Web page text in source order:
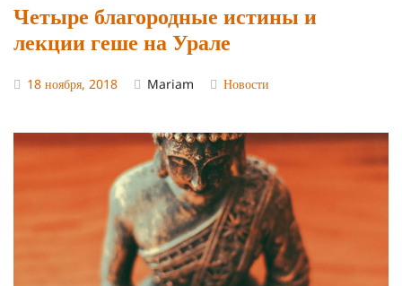
Четыре благородные истины и
лекции геше на Урале
18 ноября, 2018 Mariam Новости